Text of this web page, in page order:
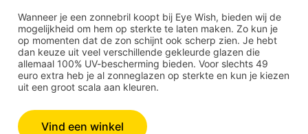
Wanneer je een zonnebril koopt bij Eye Wish, bieden wij de
mogelijkheid om hem op sterkte te laten maken. Zo kun je
op momenten dat de zon schijnt ook scherp zien. Je hebt
dan keuze uit veel verschillende gekleurde glazen die
allemaal 100% UV-bescherming bieden. Voor slechts 49
euro extra heb je al zonneglazen op sterkte en kun je kiezen
uit een groot scala aan kleuren.
Vind een winkel